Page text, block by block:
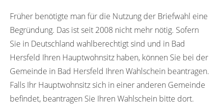
Früher benötigte man für die Nutzung der Briefwahl eine
Begründung. Das ist seit 2008 nicht mehr nötig. Sofern
Sie in Deutschland wahlberechtigt sind und in Bad
Hersfeld Ihren Hauptwohnsitz haben, können Sie bei der
Gemeinde in Bad Hersfeld Ihren Wahlschein beantragen.
Falls Ihr Hauptwohnsitz sich in einer anderen Gemeinde
befindet, beantragen Sie Ihren Wahlschein bitte dort.